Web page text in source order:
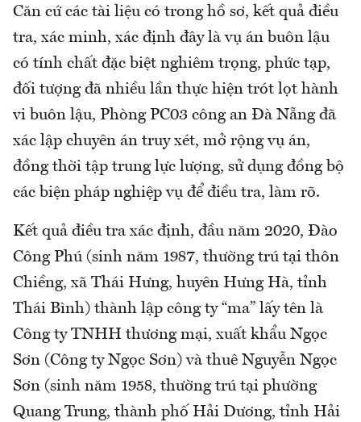
Căn cứ các tài liệu có trong hồ sơ, kết quả điều
tra, xác minh, xác định đây là vụ án buôn lậu
có tính chất đặc biệt nghiêm trọng, phức tạp,
đối tượng đã nhiều lần thực hiện trót lọt hành
vi buôn lậu, Phòng PC03 công an Đà Nẵng đã
xác lập chuyên án truy xét, mở rộng vụ án,
đồng thời tập trung lực lượng, sử dụng đồng bộ
các biện pháp nghiệp vụ để điều tra, làm rõ.
Kết quả điều tra xác định, đầu năm 2020, Đào
Công Phú (sinh năm 1987, thường trú tại thôn
Chiềng, xã Thái Hưng, huyên Hưng Hà, tỉnh
Thái Bình) thành lập công ty “ma” lấy tên là
Công ty TNHH thương mại, xuất khẩu Ngọc
Sơn (Công ty Ngọc Sơn) và thuê Nguyễn Ngọc
Sơn (sinh năm 1958, thường trú tại phường
Quang Trung, thành phố Hải Dương, tỉnh Hải